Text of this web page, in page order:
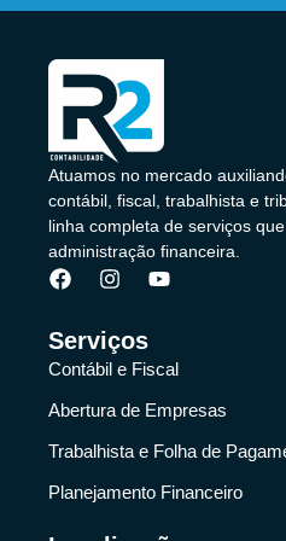
Atuamos no mercado
contábil, fiscal, trabalhista e
linha completa de serviços
administração financeira.
Serviços
Contábil e Fiscal
Abertura de Empresas
Trabalhista e Folha de
Planejamento Financeiro